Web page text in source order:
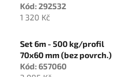
Kód: 292532
1 320 Kč
Set 6m - 500 kg/profil
70x60 mm (bez povrch.)
Kód: 657060